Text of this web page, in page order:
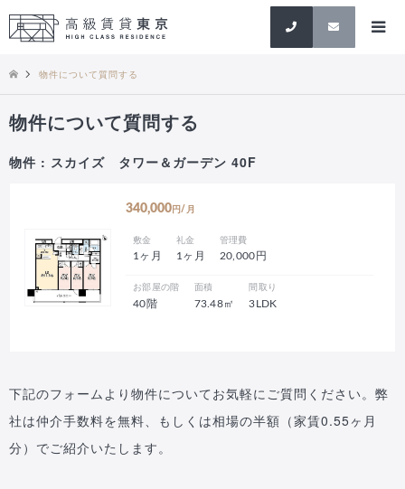
検索
物件について質問する
物件について質問する
物件 : スカイズ タワー＆ガーデン 40F
340,000 円/月
敷金
1ヶ月
礼金
1ヶ月
管理費
20,000円
お部屋の階
40階
面積
73.48㎡
間取り
3LDK
下記のフォームより物件についてお気軽にご質問ください。弊
社は仲介手数料を無料、もしくは相場の半額（家賃0.55ヶ月
分）でご紹介いたします。